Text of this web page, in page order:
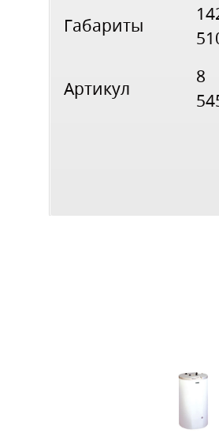
Габариты
Артикул
8